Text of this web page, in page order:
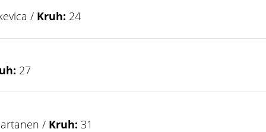
/ Kruh: 24
27
/ Kruh: 31